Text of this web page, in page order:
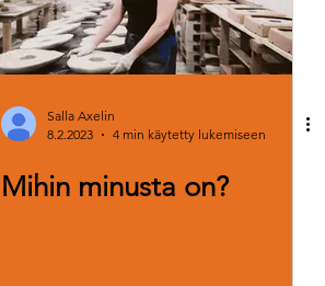
Salla Axelin
8.2.2023
4 min käytetty lukemiseen
Mihin minusta on?